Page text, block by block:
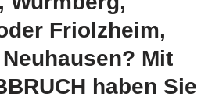
Friolzheim,
Mit
haben Sie